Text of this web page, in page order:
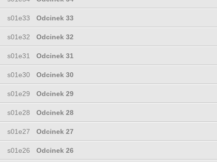
s01e33 Odcinek 33
s01e32 Odcinek 32
s01e31 Odcinek 31
s01e30 Odcinek 30
s01e29 Odcinek 29
s01e28 Odcinek 28
s01e27 Odcinek 27
s01e26 Odcinek 26